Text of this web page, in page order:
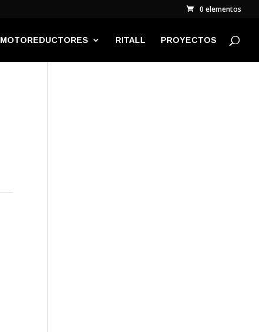
0 elementos
MOTOREDUCTORES RITALL PROYECTOS